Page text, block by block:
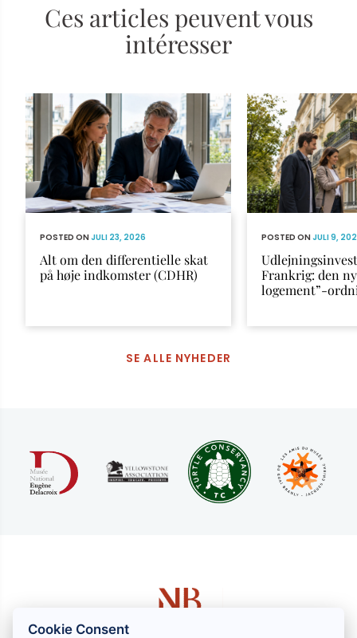
Ces articles peuvent vous
intéresser
POSTED ONJULI 23, 2026
Alt om den differentielle skat
på høje indkomster (CDHR)
POSTED ONJULI 9,
Frankrig: den
logement”-
SE ALLE NYHEDER
Cookie Consent